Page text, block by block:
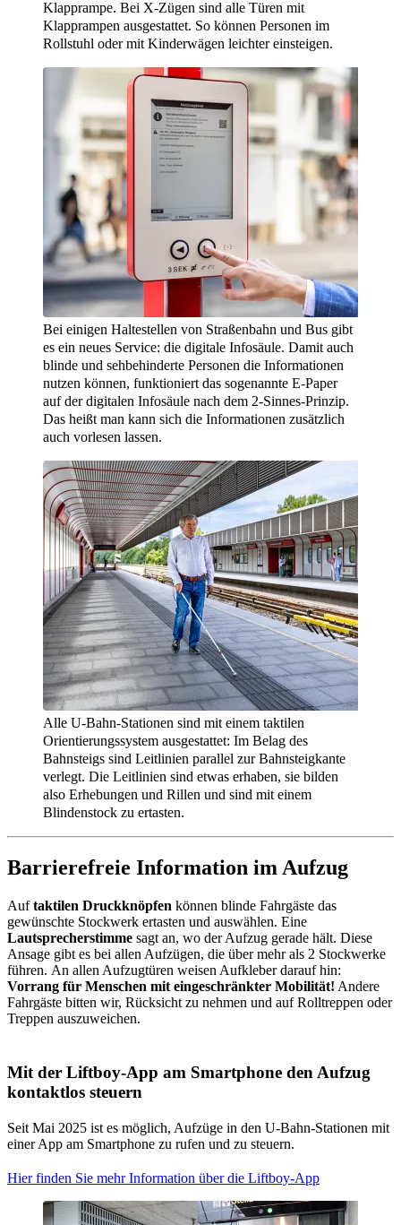
Klapprampe. Bei X-Zügen sind alle Türen mit
Klapprampen ausgestattet. So können Personen im
Rollstuhl oder mit Kinderwägen leichter einsteigen.
Bei einigen Haltestellen von Straßenbahn und Bus gibt
es ein neues Service: die digitale Infosäule. Damit auch
blinde und sehbehinderte Personen die Informationen
nutzen können, funktioniert das sogenannte E-Paper
auf der digitalen Infosäule nach dem 2-Sinnes-Prinzip.
Das heißt man kann sich die Informationen zusätzlich
auch vorlesen lassen.
Alle U-Bahn-Stationen sind mit einem taktilen
Orientierungssystem ausgestattet: Im Belag des
Bahnsteigs sind Leitlinien parallel zur Bahnsteigkante
verlegt. Die Leitlinien sind etwas erhaben, sie bilden
also Erhebungen und Rillen und sind mit einem
Blindenstock zu ertasten.
Barrierefreie Information im Aufzug
Auftaktilen Druckknöpfen können blinde Fahrgäste das
gewünschte Stockwerk ertasten und auswählen. Eine
Lautsprecherstimme sagt an, wo der Aufzug gerade hält. Diese
Ansage gibt es bei allen Aufzügen, die über mehr als 2 Stockwerke
führen. An allen Aufzugtüren weisen Aufkleber darauf hin:
Vorrang für Menschen mit eingeschränkter Mobilität! Andere
Fahrgäste bitten wir, Rücksicht zu nehmen und auf Rolltreppen oder
Treppen auszuweichen.
Mit der Liftboy-App am Smartphone den Aufzug
kontaktlos steuern
Seit Mai 2025 ist es möglich, Aufzüge in den U-Bahn-Stationen mit
einer App am Smartphone zu rufen und zu steuern.
Hier finden Sie mehr Information über die Liftboy-App